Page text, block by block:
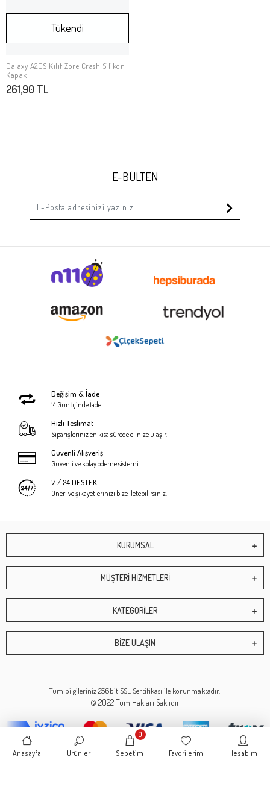
Stokta Yok
Tükendi
Galaxy A20S Kılıf Zore Crash Silikon
Kapak
261,90 TL
E-BÜLTEN
Değişim & İade
14 Gün İçinde İade
Hızlı Teslimat
Siparişleriniz en kısa sürede elinize ulaşır.
Güvenli Alışveriş
Güvenli ve kolay ödeme sistemi
7 / 24 DESTEK
Öneri ve şikayetlerinizi bize iletebilirsiniz.
KURUMSAL
MÜŞTERİ HİZMETLERİ
KATEGORİLER
BİZE ULAŞIN
Tüm bilgileriniz 256bit SSL Sertifikası ile korunmaktadır.
© 2022Tüm Hakları Saklıdır
Anasayfa Ürünler Sepetim
0
Favorilerim Hesabım